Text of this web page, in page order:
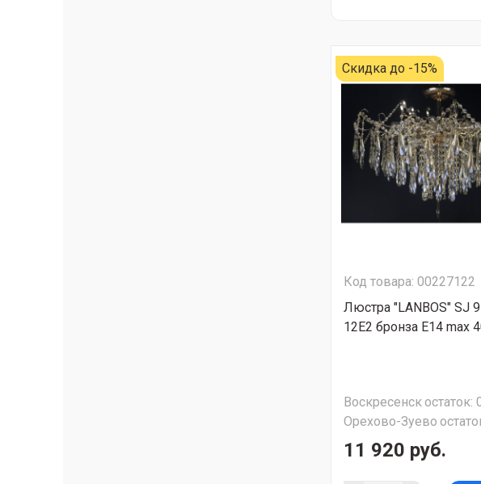
Скидка до -15%
Код товара: 00227122
Люстра "LANBOS" SJ
12E2 бронза Е14 max
Воскресенскостаток:
Орехово-Зуево
11 920 руб.